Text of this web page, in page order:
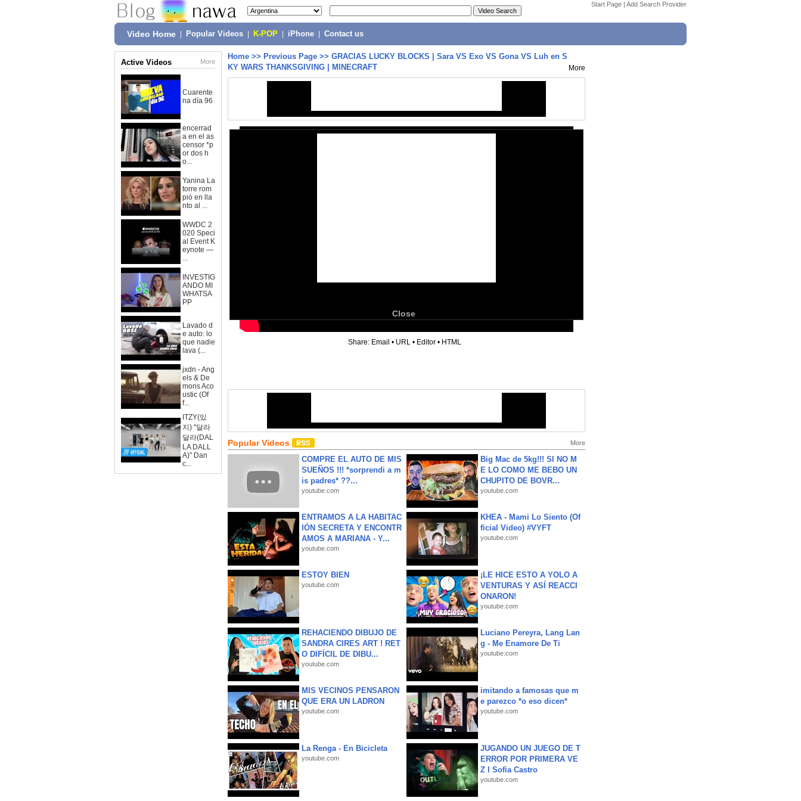
Start Page | Add Search Provider
Video Home Popular Videos K-POP iPhone Contact us
Active Videos More
Cuarente
na día 96
encerrad
a en el as
censor *p
or dos h
o...
Yanina La
torre rom
pió en lla
nto al ...
WWDC 2
020 Speci
al Event K
eynote —
...
INVESTIG
ANDO MI
WHATSA
PP
Lavado d
e auto: lo
que nadie
lava (...
jxdn - Ang
els & De
mons Aco
ustic (Of
f...
ITZY(있
지) "달라
달라(DAL
LA DALL
A)" Dan
c...
Home >> Previous Page >> GRACIAS LUCKY BLOCKS | Sara VS Exo VS Gona VS Luh en S
KY WARS THANKSGIVING | MINECRAFT
More
Close
Share: Email • URL • Editor • HTML
Popular Videos More
COMPRE EL AUTO DE MIS
SUEÑOS !!! *sorprendi a m
is padres* ??...
youtube.com
Big Mac de 5kg!!! SI NO M
E LO COMO ME BEBO UN
CHUPITO DE BOVR...
youtube.com
ENTRAMOS A LA HABITAC
IÓN SECRETA Y ENCONTR
AMOS A MARIANA - Y...
youtube.com
KHEA - Mami Lo Siento (Of
ficial Video) #VYFT
youtube.com
ESTOY BIEN
youtube.com
¡LE HICE ESTO A YOLO A
VENTURAS Y ASÍ REACCI
ONARON!
youtube.com
REHACIENDO DIBUJO DE
SANDRA CIRES ART ! RET
O DIFÍCIL DE DIBU...
youtube.com
Luciano Pereyra, Lang Lan
g - Me Enamore De Ti
youtube.com
MIS VECINOS PENSARON
QUE ERA UN LADRON
youtube.com
imitando a famosas que m
e parezco *o eso dicen*
youtube.com
La Renga - En Bicicleta
youtube.com
JUGANDO UN JUEGO DE T
ERROR POR PRIMERA VE
Z l Sofia Castro
youtube.com